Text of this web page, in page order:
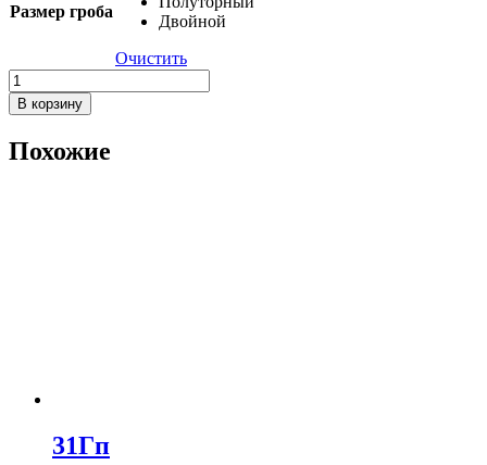
Размер гроба
Двойной
Очистить
Количество
товара
141Г
рк
В корзину
Похожие
31Гп